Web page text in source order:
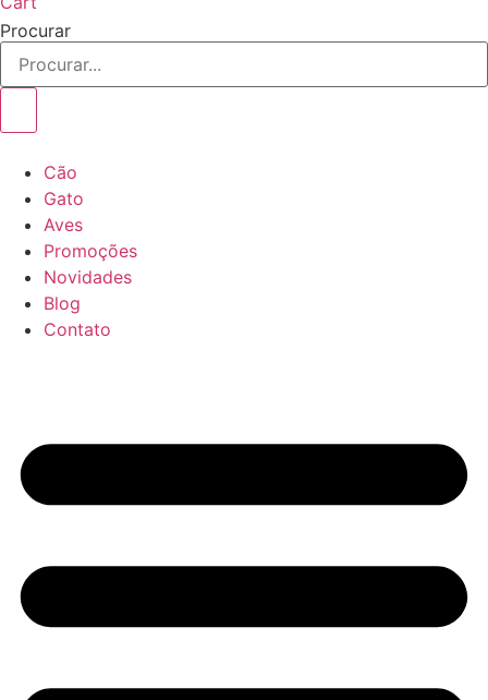
Procurar
Cão
Gato
Aves
Promoções
Novidades
Blog
Contato